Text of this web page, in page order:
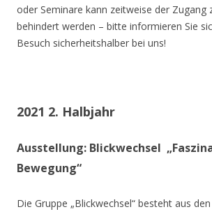
oder Seminare kann zeitweise der Zugang
behindert werden – bitte informieren Sie
Besuch sicherheitshalber bei uns!
2021 2. Halbjahr
Ausstellung: Blickwechsel
Bewegung“
Die Gruppe „Blickwechsel“ besteht aus